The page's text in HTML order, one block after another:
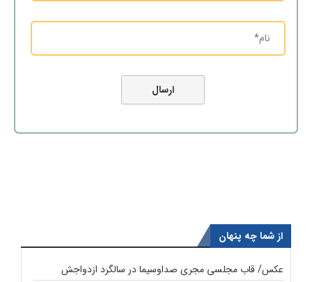
از شما چه پنهان
عکس/ قاب مجلسی مجری صداوسیما در سالگرد ازدواجش